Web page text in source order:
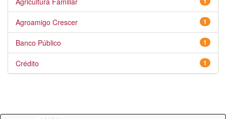
1
Agroamigo Crescer
1
Banco Público
1
Crédito